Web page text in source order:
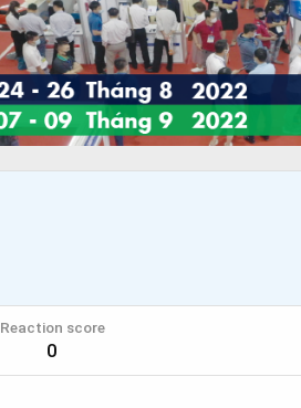
Reaction score
0